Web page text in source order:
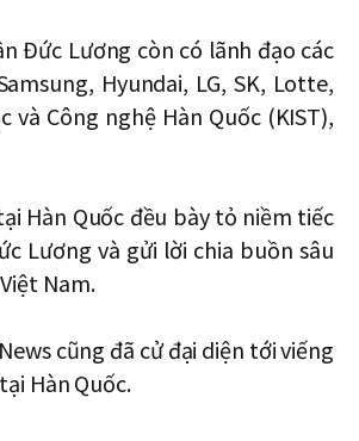
Đức Lương còn có lãnh đạo các
Hyundai, LG, SK, Lotte,
và Công nghệ Hàn Quốc (KIST),
Hàn Quốc đều bày tỏ niềm tiếc
Lương và gửi lời chia buồn sâu
Nam.
cũng đã cử đại diện tới viếng
Hàn Quốc.